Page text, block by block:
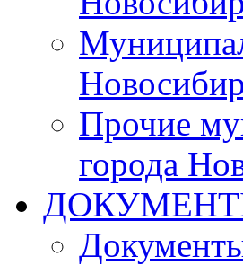
Прочие
города